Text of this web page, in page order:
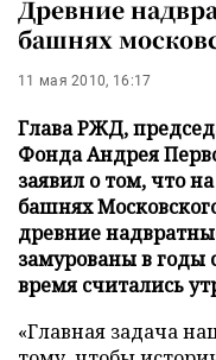
Древние
башнях
11 мая 2010, 16:17
Глава РЖД,
Фонда Андрея
заявил о том, что
башнях
древние
замурованы в годы
время считались
«Главная задача